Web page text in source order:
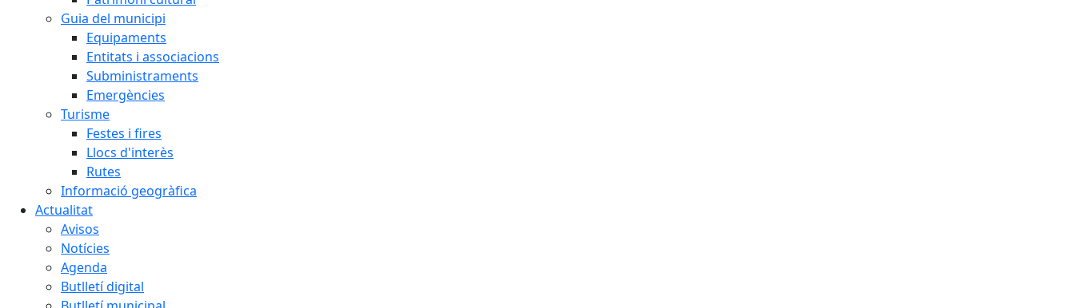
Guia del municipi
Equipaments
Entitats i associacions
Subministraments
Emergències
Turisme
Festes i fires
Llocs d'interès
Rutes
Informació geogràfica
Actualitat
Avisos
Notícies
Agenda
Butlletí digital